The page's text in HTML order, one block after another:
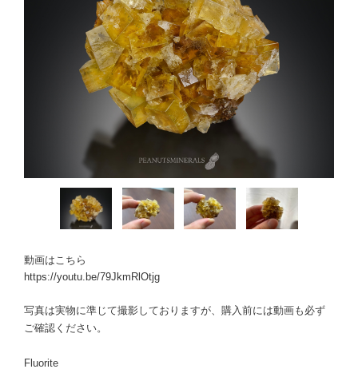
動画はこちら
https://youtu.be/79JkmRlOtjg
写真は実物に準じて撮影しておりますが、購入前には動画も必ず
ご確認ください。
Fluorite